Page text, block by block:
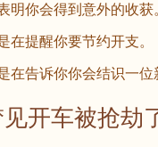
你会得到意外的收获
提醒你要节约开支。
告诉你你会结识一位
车被抢劫